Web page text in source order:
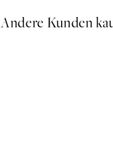
Andere Kunden